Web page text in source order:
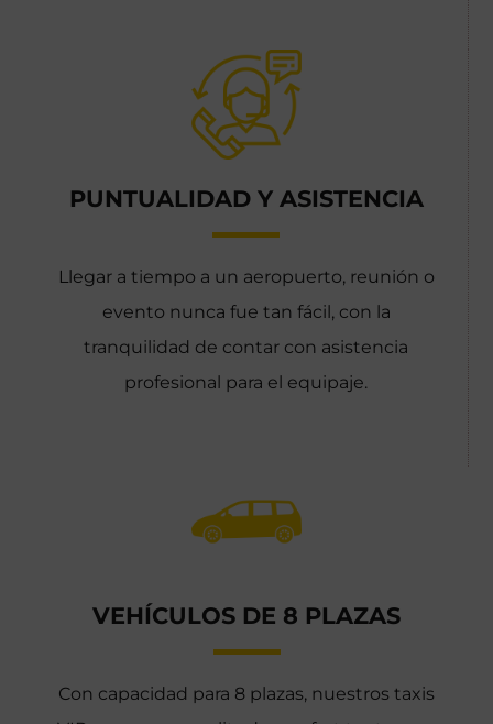
PUNTUALIDAD Y ASISTENCIA
Llegar a tiempo a un aeropuerto, reunión o
evento nunca fue tan fácil, con la
tranquilidad de contar con asistencia
profesional para el equipaje.
VEHÍCULOS DE 8 PLAZAS
Con capacidad para 8 plazas, nuestros taxis